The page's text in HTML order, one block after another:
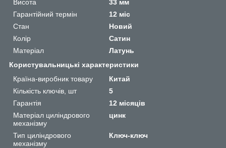
Висота
33 мм
Гарантійний термін
12 міс
Стан
Новий
Колір
Сатин
Матеріал
Латунь
Користувальницькі характеристики
Країна-виробник товару
Китай
Кількість ключів, шт
5
Гарантія
12 місяців
Матеріал циліндрового
механізму
цинк
Тип циліндрового
механізму
Ключ-ключ